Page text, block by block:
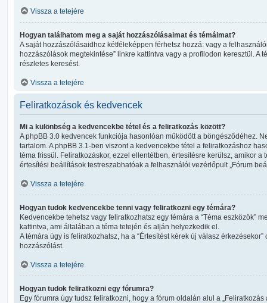
Vissza a tetejére
Hogyan találhatom meg a saját hozzászólásaimat és témáimat?
A saját hozzászólásaidhoz kétféleképpen férhetsz hozzá: vagy a
hozzászólások megtekintése” linkre kattintva vagy a profilodon keresztül. A
részletes keresést.
Vissza a tetejére
Feliratkozások és kedvencek
Mi a különbség a kedvencekbe tétel és a feliratkozás között?
A phpBB 3.0 kedvencek funkciója hasonlóan működött a böngésződéhez.
tartalom. A phpBB 3.1-ben viszont a kedvencekbe tétel a feliratkozáshoz
téma frissül. Feliratkozáskor, ezzel ellentétben, értesítésre kerülsz, amikor a
értesítési beállítások testreszabhatóak a felhasználói vezérlőpult „Fórum
Vissza a tetejére
Hogyan tudok kedvencekbe tenni vagy feliratkozni egy témára?
Kedvencekbe tehetsz vagy feliratkozhatsz egy témára a “Téma eszközök”
kattintva, ami általában a téma tetején és alján helyezkedik el.
A témára úgy is feliratkozhatsz, ha a “Értesítést kérek új válasz
hozzászólást.
Vissza a tetejére
Hogyan tudok feliratkozni egy fórumra?
Egy fórumra úgy tudsz feliratkozni, hogy a fórum oldalán alul a „Feliratkozás